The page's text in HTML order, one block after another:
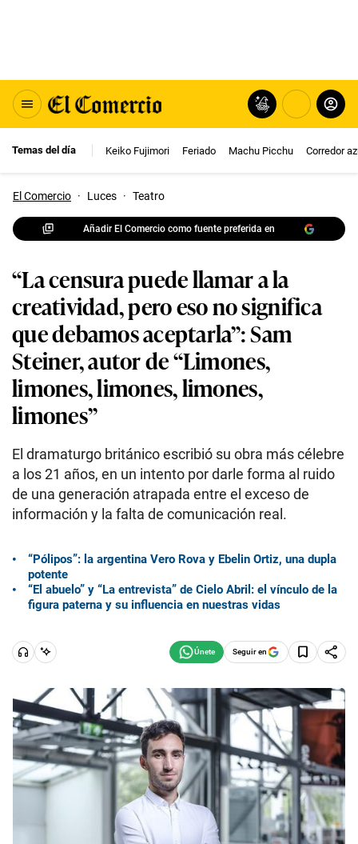
Temas del día Keiko Fujimori Feriado Machu Picchu Corredor
El Comercio · Luces · Teatro
Añadir El Comercio como fuente preferida en
“La censura puede llamar a la
creatividad, pero eso no significa
que debamos aceptarla”: Sam
Steiner, autor de “Limones,
limones, limones, limones,
limones”
El dramaturgo británico escribió su obra más célebre
a los 21 años, en un intento por darle forma al ruido
de una generación atrapada entre el exceso de
información y la falta de comunicación real.
“Pólipos”: la argentina Vero Rova y Ebelin Ortiz, una dupla
potente
“El abuelo” y “La entrevista” de Cielo Abril: el vínculo de la
figura paterna y su influencia en nuestras vidas
Seguir en